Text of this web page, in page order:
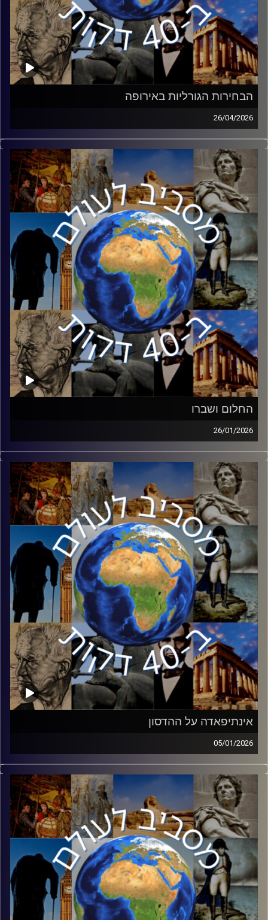
הבחירות הגורליות באירופה
26/04/2026
לפני כשבועיים נערכו הבחירות בהונגריה, בהן הפסיד ראש
הממשלה המכהן אורבן לאחר 16 שנים. מעבר לעתידה של
הונגריה, הבחירות בעלות פוטנציאל לשינוי באירופה ובעולם.
יאיר נבות, עיתונאי ומומחה לרוסיה ומזרח אירופה יסביר את
חשיבותן של הבחירות, מה כל כך מיוחד באורבן והאם הן
צפויות להשפיע גם על ישראל.
קרדיט תמונות: יוסי מצרי
החלום ושברו
26/01/2026
בשבוע שעבר ציינו בארצות הברית את יומו של מרטין לותר
קינג, האיש עם החלום שסיים את האפליה הגזעית בארצות
הברית. אך האם האפליה עדיין קיימת בארצות הברית? ד״ר אלי
קוק, ראש תכנית להיסטוריה אמריקאית באוניברסיטת חיפה
ומנחה הפודקאסט ״הרדיקל״ הצטרף כדי לעשות סדר ביחסים
הגזעיים בחברה האמריקאית.
קרדיט תמונות: יוסי מצרי
אינתיפאדה על ההדסון
05/01/2026
המלחמה שניהלה ישראל בשנתיים האחרונות חשפה את
הבעיות הביטחוניות של ישראל. חזית שנחשפה בשיא עוצמתה
היא המלחמה על התודעה והאתגר של ישראל בקרב הדור
הצעיר. אופיר דיין, חוקרת במכון למחקרי ביטחון לאומי ה INSS
ומחברת הספר ״אינתיפאדה על ההדסון״ מגיעה לעשות סדר
בחזית ההסברה וכיצד ישראל יכולה לנצח במאבק התודעתי.
קרדיט תמונות: יוסי מצרי